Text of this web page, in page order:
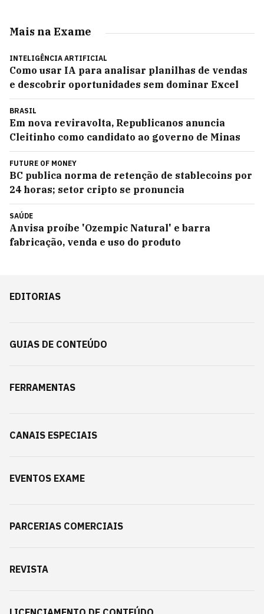
Mais na Exame
INTELIGÊNCIA ARTIFICIAL
Como usar IA para analisar planilhas de vendas
e descobrir oportunidades sem dominar Excel
BRASIL
Em nova reviravolta, Republicanos anuncia
Cleitinho como candidato ao governo de Minas
FUTURE OF MONEY
BC publica norma de retenção de stablecoins por
24 horas; setor cripto se pronuncia
SAÚDE
Anvisa proíbe 'Ozempic Natural' e barra
fabricação, venda e uso do produto
EDITORIAS
GUIAS DE CONTEÚDO
FERRAMENTAS
CANAIS ESPECIAIS
EVENTOS EXAME
PARCERIAS COMERCIAIS
REVISTA